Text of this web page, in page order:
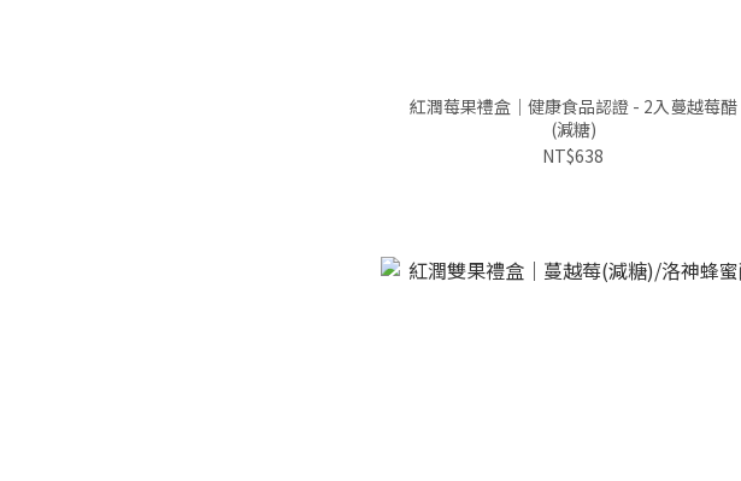
紅潤莓果禮盒｜健康食品認證 - 2入蔓越莓醋
(減糖)
NT$638